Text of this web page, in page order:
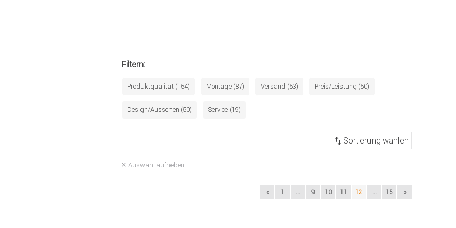
Filtern:
Produktqualität (154) Montage (87) Versand (53) Preis/Leistung (50)
Design/Aussehen (50) Service (19)
Auswahl aufheben
« 1 ... 9 10 11 12 ... 15 »